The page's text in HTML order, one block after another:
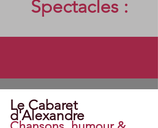
Spectacles :
Le Cabaret
d'Alexandre